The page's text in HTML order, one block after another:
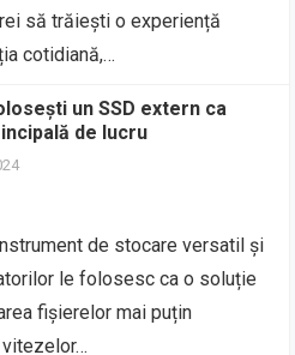
să trăiești o experiență
cotidiană,…
un SSD extern ca
de lucru
de stocare versatil și
le folosesc ca o soluție
fișierelor mai puțin
vitezelor…